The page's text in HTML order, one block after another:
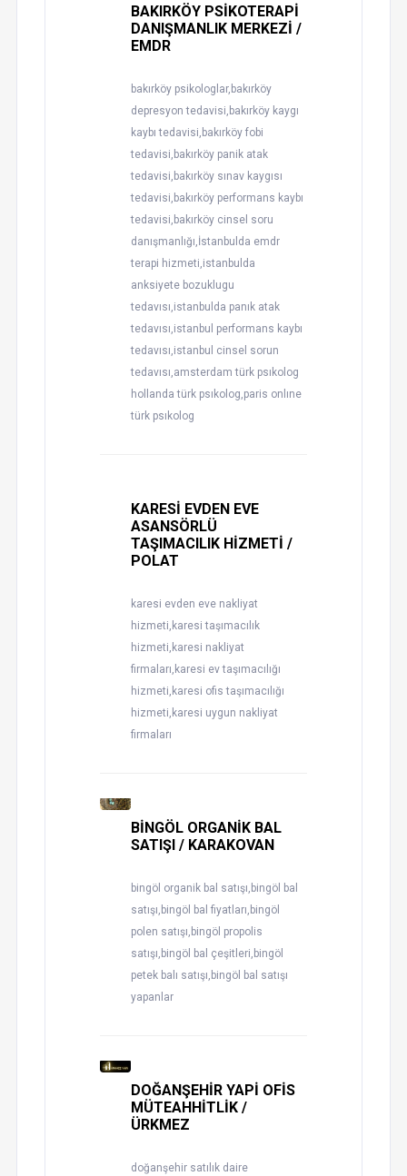
BAKIRKÖY PSİKOTERAPİ
DANIŞMANLIK MERKEZİ /
EMDR
bakırköy psikologlar,bakırköy
depresyon tedavisi,bakırköy kaygı
kaybı tedavisi,bakırköy fobi
tedavisi,bakırköy panik atak
tedavisi,bakırköy sınav kaygısı
tedavisi,bakırköy performans kaybı
tedavisi,bakırköy cinsel soru
danışmanlığı,İstanbulda emdr
terapi hizmeti,istanbulda
anksiyete bozuklugu
tedavısı,istanbulda panık atak
tedavısı,istanbul performans kaybı
tedavısı,istanbul cinsel sorun
tedavısı,amsterdam türk psıkolog
hollanda türk psıkolog,paris onlıne
türk psıkolog
KARESİ EVDEN EVE
ASANSÖRLÜ
TAŞIMACILIK HİZMETİ /
POLAT
karesi evden eve nakliyat
hizmeti,karesi taşımacılık
hizmeti,karesi nakliyat
firmaları,karesi ev taşımacılığı
hizmeti,karesi ofis taşımacılığı
hizmeti,karesi uygun nakliyat
firmaları
BİNGÖL ORGANİK BAL
SATIŞI / KARAKOVAN
bingöl organik bal satışı,bingöl bal
satışı,bingöl bal fiyatları,bingöl
polen satışı,bingöl propolis
satışı,bingöl bal çeşitleri,bingöl
petek balı satışı,bingöl bal satışı
yapanlar
DOĞANŞEHİR YAPİ OFİS
MÜTEAHHİTLİK /
ÜRKMEZ
doğanşehir satılık daire